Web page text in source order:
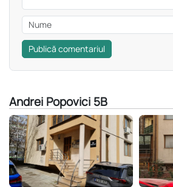
Publică comentariul
Andrei Popovici 5B